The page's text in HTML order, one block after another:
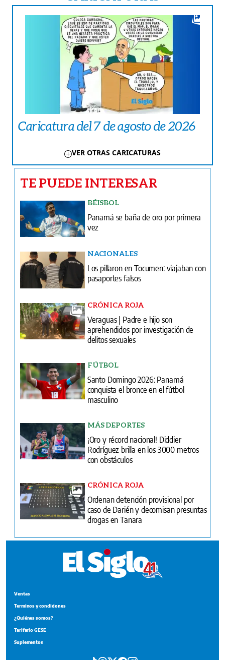
Caricatura del 7 de agosto de 2026
VER OTRAS CARICATURAS
TE PUEDE INTERESAR
BÉISBOL
Panamá se baña de oro por primera
vez
NACIONALES
Los pillaron en Tocumen: viajaban con
pasaportes falsos
CRÓNICA ROJA
Veraguas | Padre e hijo son
aprehendidos por investigación de
delitos sexuales
FÚTBOL
Santo Domingo 2026: Panamá
conquista el bronce en el fútbol
masculino
MÁS DEPORTES
¡Oro y récord nacional! Diddier
Rodríguez brilla en los 3000 metros
con obstáculos
CRÓNICA ROJA
Ordenan detención provisional por
caso de Darién y decomisan presuntas
drogas en Tanara
Ventas
Terminos y condiciones
¿Quiénes somos?
Tarifario GESE
Suplementos